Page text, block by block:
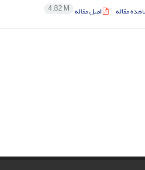
مقاله اصل مقاله 4.82 M